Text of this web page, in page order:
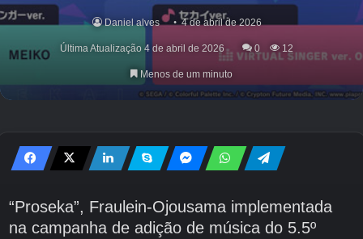
Daniel alves 4 de abril de 2026
Última Atualização 4 de abril de 2026 0 12
Menos de um minuto
“Proseka”, Fraulein-Ojousama implementada
na campanha de adição de música do 5.5º